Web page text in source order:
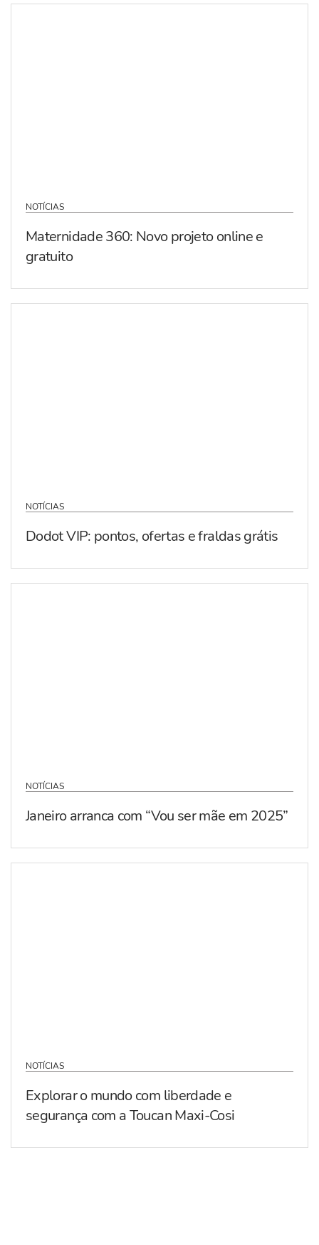
NOTÍCIAS
Maternidade 360: Novo projeto online e
gratuito
NOTÍCIAS
Dodot VIP: pontos, ofertas e fraldas grátis
NOTÍCIAS
Janeiro arranca com “Vou ser mãe em 2025”
NOTÍCIAS
Explorar o mundo com liberdade e
segurança com a Toucan Maxi-Cosi